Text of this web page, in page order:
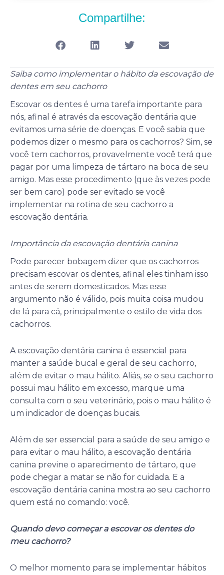
Compartilhe:
Saiba como implementar o hábito da escovação de
dentes em seu cachorro
Escovar os dentes é uma tarefa importante para
nós, afinal é através da escovação dentária que
evitamos uma série de doenças. E você sabia que
podemos dizer o mesmo para os cachorros? Sim, se
você tem cachorros, provavelmente você terá que
pagar por uma limpeza de tártaro na boca de seu
amigo. Mas esse procedimento (que às vezes pode
ser bem caro) pode ser evitado se você
implementar na rotina de seu cachorro a
escovação dentária.
Importância da escovação dentária canina
Pode parecer bobagem dizer que os cachorros
precisam escovar os dentes, afinal eles tinham isso
antes de serem domesticados. Mas esse
argumento não é válido, pois muita coisa mudou
de lá para cá, principalmente o estilo de vida dos
cachorros.
A escovação dentária canina é essencial para
manter a saúde bucal e geral de seu cachorro,
além de evitar o mau hálito. Aliás, se o seu cachorro
possui mau hálito em excesso, marque uma
consulta com o seu veterinário, pois o mau hálito é
um indicador de doenças bucais.
Além de ser essencial para a saúde de seu amigo e
para evitar o mau hálito, a escovação dentária
canina previne o aparecimento de tártaro, que
pode chegar a matar se não for cuidada. E a
escovação dentária canina mostra ao seu cachorro
quem está no comando: você.
Quando devo começar a escovar os dentes do
meu cachorro?
O melhor momento para se implementar hábitos